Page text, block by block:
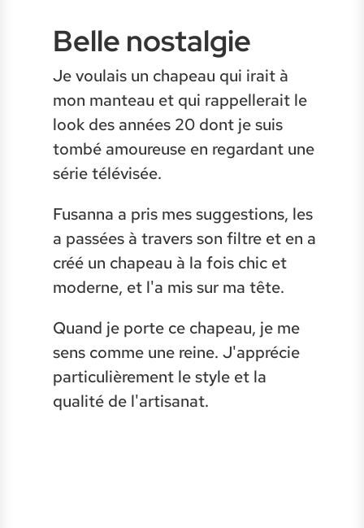
Belle nostalgie
Je voulais un chapeau qui irait à
mon manteau et qui rappellerait le
look des années 20 dont je suis
tombé amoureuse en regardant une
série télévisée.
Fusanna a pris mes suggestions, les
a passées à travers son filtre et en a
créé un chapeau à la fois chic et
moderne, et l'a mis sur ma tête.
Quand je porte ce chapeau, je me
sens comme une reine. J'apprécie
particulièrement le style et la
qualité de l'artisanat.